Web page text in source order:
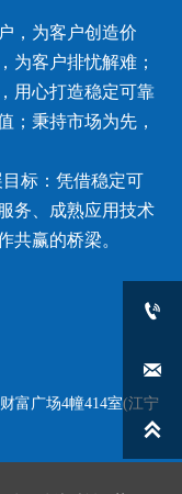
，为客户创造价
为客户排忧解难；
用心打造稳定可靠
；秉持市场为先，
标：凭借稳定可
务、成熟应用技术
共赢的桥梁。
富广场4幢414室(江宁


